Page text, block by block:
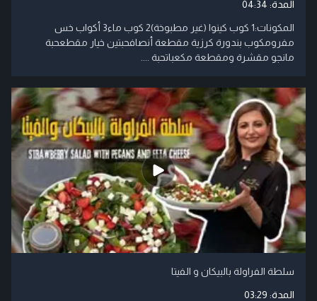
المدة: 04:34
المكونات:1 كوب كينوا (غير مطبوخة)2 كوب ماء3 أكواب خس
مفرومكوب بندورة كرزية مقطعة أنصافحبتين خيار مقطعحبة
مانجو مقشرة ومقطعة مكعباتحبة ....
سلطة الفراولة بالبيكان و الفيتا
المدة: 03:29